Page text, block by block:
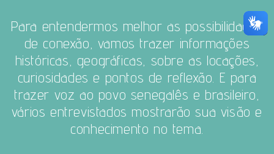
Para entendermos melhor as possibilidades
de conexão, vamos trazer informações
históricas, geográficas, sobre as locações,
curiosidades e pontos de reflexão. E para
trazer voz ao povo senegalês e brasileiro,
vários entrevistados mostrarão sua visão e
conhecimento no tema.